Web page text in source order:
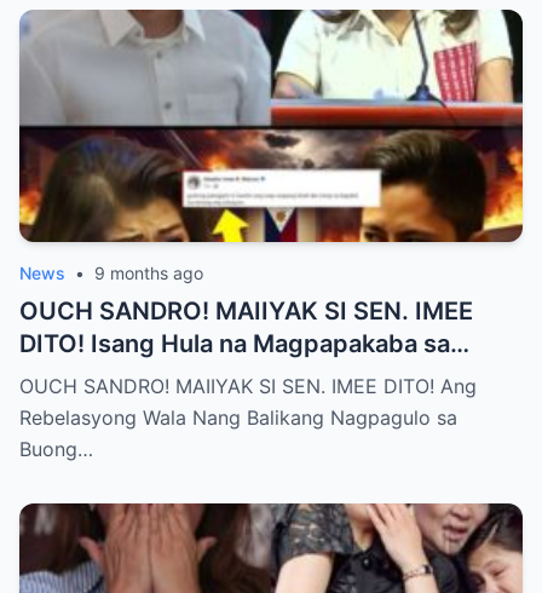
News • 9 months ago
OUCH SANDRO! MAIIYAK SI SEN. IMEE
DITO! Isang Hula na Magpapakaba sa
Buong Bansa! Ano ang matinding nangyari
sa pagitan nila?
OUCH SANDRO! MAIIYAK SI SEN. IMEE DITO! Ang
Rebelasyong Wala Nang Balikang Nagpagulo sa
Buong…